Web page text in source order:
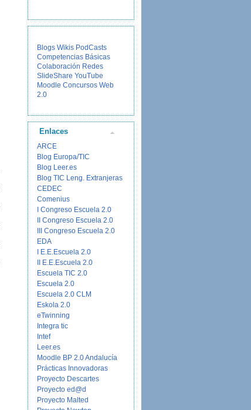
Blogs Wikis PodCasts
Competencias Básicas
Colaboración Redes
SlideShare YouTube
Moodle Concursos Web
2.0
Enlaces
ARCE
Blog Europa/TIC
Blog Leer.es
Blog TIC Leng. Extranjeras
CEDEC
Comenius
I Congreso Escuela 2.0
II Congreso Escuela 2.0
III Congreso Escuela 2.0
EDA
I E.E.Escuela 2.0
II E.E.Escuela 2.0
Escuela TIC 2.0
Escuela 2.0
Escuela 2.0 CLM
Eskola 2.0
eTwinning
Integra tic
Intef
Leer.es
Moodle BP 2.0 Andalucía
Prácticas Innovadoras
Proyecto Descartes
Proyecto ed@d
Proyecto Malted